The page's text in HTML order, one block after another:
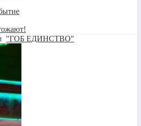
"ГОБ ЕДИНСТВО"